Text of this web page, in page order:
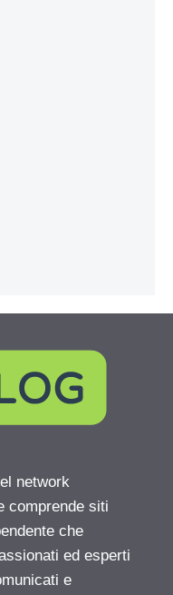
network
comprende siti
che
ed esperti
e